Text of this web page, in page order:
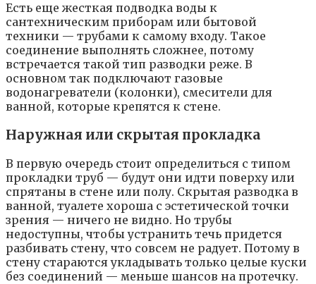
Есть еще жесткая подводка воды к
сантехническим приборам или бытовой
техники — трубами к самому входу. Такое
соединение выполнять сложнее, потому
встречается такой тип разводки реже. В
основном так подключают газовые
водонагреватели (колонки), смесители для
ванной, которые крепятся к стене.
Наружная или скрытая прокладка
В первую очередь стоит определиться с типом
прокладки труб — будут они идти поверху или
спрятаны в стене или полу. Скрытая разводка в
ванной, туалете хороша с эстетической точки
зрения — ничего не видно. Но трубы
недоступны, чтобы устранить течь придется
разбивать стену, что совсем не радует. Потому в
стену стараются укладывать только целые куски
без соединений — меньше шансов на протечку.